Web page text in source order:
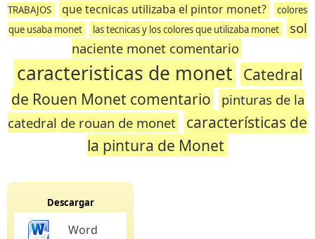
TRABAJOS
que tecnicas utilizaba el pintor monet?
colores
que usaba monet
las tecnicas y los colores que utilizaba monet
sol
naciente monet comentario
caracteristicas de monet Catedral
de Rouen Monet comentario
pinturas de la
catedral de rouan de monet
características de
la pintura de Monet
Descargar
Word